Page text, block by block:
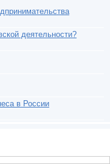
деятельности?
в России